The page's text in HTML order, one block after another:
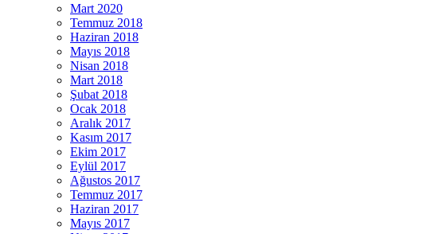
Mart 2020
Temmuz 2018
Haziran 2018
Mayıs 2018
Nisan 2018
Mart 2018
Şubat 2018
Ocak 2018
Aralık 2017
Kasım 2017
Ekim 2017
Eylül 2017
Ağustos 2017
Temmuz 2017
Haziran 2017
Mayıs 2017